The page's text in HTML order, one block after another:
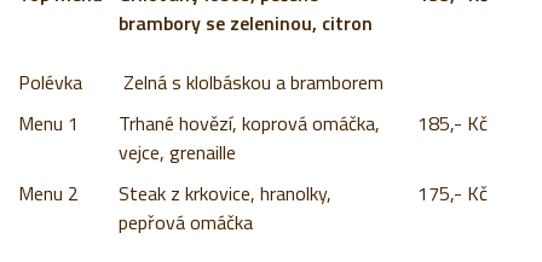
brambory se zeleninou, citron
Zelná s klolbáskou a bramborem
Menu 1
Trhané hovězí, koprová omáčka,
vejce, grenaille
185,- Kč
Menu 2
Steak z krkovice, hranolky,
pepřová omáčka
175,- Kč